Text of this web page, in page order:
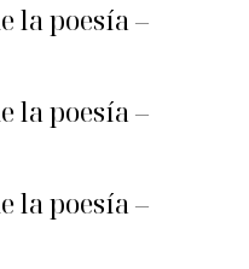
la poesía –
la poesía –
la poesía –